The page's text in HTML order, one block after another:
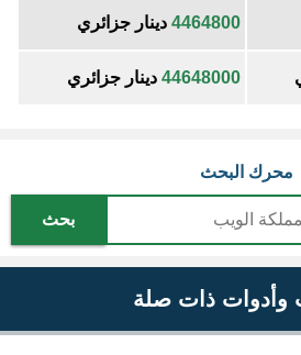
4464800 دينار جزائري
44648000 دينار جزائري
محرك البحث
بحث
وأدوات ذات صلة